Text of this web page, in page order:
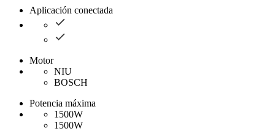
Aplicación conectada
Motor
NIU
BOSCH
Potencia máxima
1500W
1500W